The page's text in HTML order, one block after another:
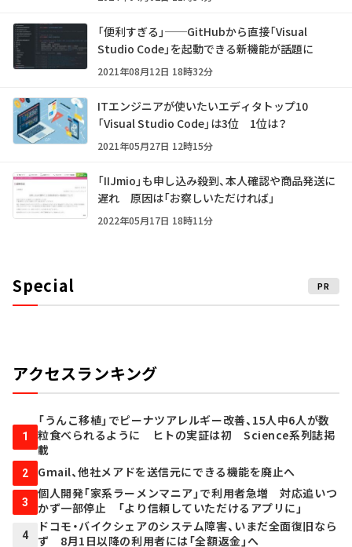
「便利すぎる」──GitHubから直接「Visual
Studio Code」を起動できる新機能が話題に
2021年08月12日 18時32分
ITエンジニアが使いたいエディタトップ10
「Visual Studio Code」は3位 1位は？
2021年05月27日 12時15分
「IIJmio」も申し込み殺到、本人確認や商品発送に
遅れ 原因は「お察しいただければ」
2022年05月17日 18時11分
Special PR
アクセスランキング
1
「うんこ移植」でピーナツアレルギー改善、15人中6人が数
粒食べられるように ヒトの実証は初 Science系列誌掲
載
2 Gmail、他社メアドを送信元にできる機能を廃止へ
3
個人開発「家系ラーメンマニア」で利用者急増 対応追いつ
かず一部停止 「より信頼していただけるアプリに」
4
ドコモ・バイクシェアのシステム障害、いまだ全面復旧なら
ず 8月1日以降の利用者には「全額返金」へ